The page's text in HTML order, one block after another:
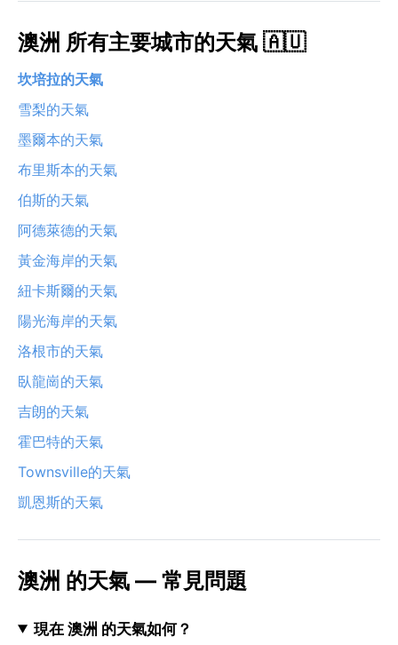
澳洲 所有主要城市的天氣 🇦🇺
坎培拉的天氣
雪梨的天氣
墨爾本的天氣
布里斯本的天氣
伯斯的天氣
阿德萊德的天氣
黃金海岸的天氣
紐卡斯爾的天氣
陽光海岸的天氣
洛根市的天氣
臥龍崗的天氣
吉朗的天氣
霍巴特的天氣
Townsville的天氣
凱恩斯的天氣
澳洲 的天氣 — 常見問題
現在 澳洲 的天氣如何？